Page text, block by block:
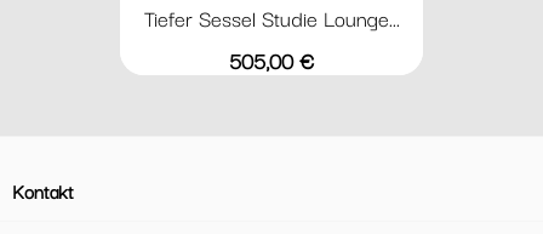
Tiefer Sessel Studie Lounge...
Preis
505,00 €
Kontakt